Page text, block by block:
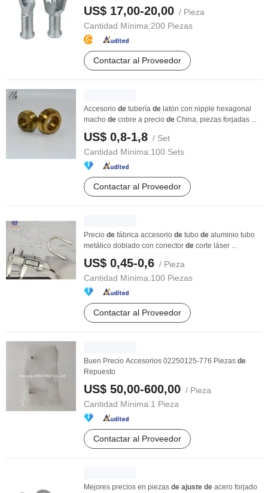
US$ 17,00-20,00 / Pieza
Cantidad Mínima:200 Piezas
Contactar al Proveedor
Accesorio de tubería de latón con nipple hexagonal
macho de cobre a precio de China, piezas forjadas ...
US$ 0,8-1,8 / Set
Cantidad Mínima:100 Sets
Contactar al Proveedor
Precio de fábrica accesorio de tubo de aluminio tubo
metálico doblado con conector de corte láser ...
US$ 0,45-0,6 / Pieza
Cantidad Mínima:100 Piezas
Contactar al Proveedor
Buen Precio Accesorios 02250125-776 Piezas de
Repuesto
US$ 50,00-600,00 / Pieza
Cantidad Mínima:1 Pieza
Contactar al Proveedor
Mejores precios en piezas de ajuste de acero forjado